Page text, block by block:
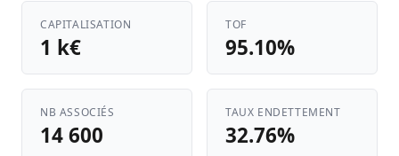
CAPITALISATION
1 k€
TOF
95.10%
NB ASSOCIÉS
14 600
TAUX ENDETTEMENT
32.76%